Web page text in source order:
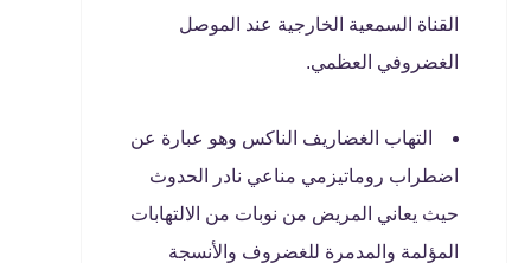
القناة السمعية الخارجية عند الموصل
الغضروفي العظمي.
التهاب الغضاريف الناكس وهو عبارة عن
اضطراب روماتيزمي مناعي نادر الحدوث
حيث يعاني المريض من نوبات من الالتهابات
المؤلمة والمدمرة للغضروف والأنسجة